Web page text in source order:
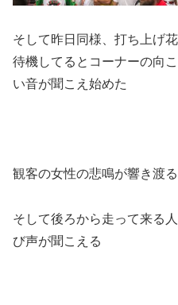
そして昨日同様、 打ち上げ
待機してるとコーナーの向
い音が聞こえ始めた
観客の女性の悲鳴が響き渡る
そして後ろから走って来る
び声が聞こえる